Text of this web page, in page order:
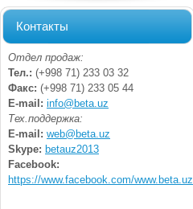
Контакты
Отдел продаж:
Тел.: (+998 71) 233 03 32
Факс: (+998 71) 233 05 44
E-mail: info@beta.uz
Тех.поддержка:
E-mail: web@beta.uz
Skype: betauz2013
Facebook:
https://www.facebook.com/www.beta.uz